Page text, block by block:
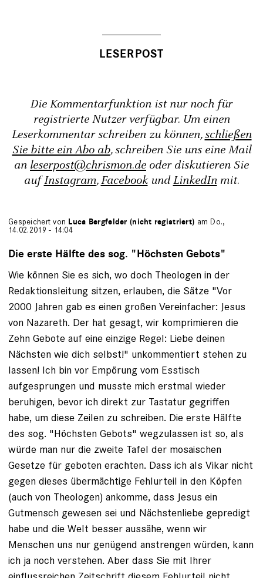
Die Kommentarfunktion ist nur noch für
registrierte Nutzer verfügbar. Um einen
Leserkommentar schreiben zu können,schließen
Sie bitte ein Abo ab, schreiben Sie uns eine Mail
an leserpost@chrismon.de oder diskutieren Sie
aufInstagram,FacebookundLinkedInmit.
Gespeichert von Luca Bergfelder (nicht registriert) am Do.,
14.02.2019 - 14:04
Die erste Hälfte des sog. "Höchsten Gebots"
Wie können Sie es sich, wo doch Theologen in der
Redaktionsleitung sitzen, erlauben, die Sätze "Vor
2000 Jahren gab es einen großen Vereinfacher: Jesus
von Nazareth. Der hat gesagt, wir komprimieren die
Zehn Gebote auf eine einzige Regel: Liebe deinen
Nächsten wie dich selbst!" unkommentiert stehen zu
lassen! Ich bin vor Empörung vom Esstisch
aufgesprungen und musste mich erstmal wieder
beruhigen, bevor ich direkt zur Tastatur gegriffen
habe, um diese Zeilen zu schreiben. Die erste Hälfte
des sog. "Höchsten Gebots" wegzulassen ist so, als
würde man nur die zweite Tafel der mosaischen
Gesetze für geboten erachten. Dass ich als Vikar nicht
gegen dieses übermächtige Fehlurteil in den Köpfen
(auch von Theologen) ankomme, dass Jesus ein
Gutmensch gewesen sei und Nächstenliebe gepredigt
habe und die Welt besser aussähe, wenn wir
Menschen uns nur genügend anstrengen würden, kann
ich ja noch verstehen. Aber dass Sie mit Ihrer